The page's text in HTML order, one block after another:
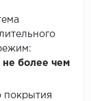
более чем
покрытия